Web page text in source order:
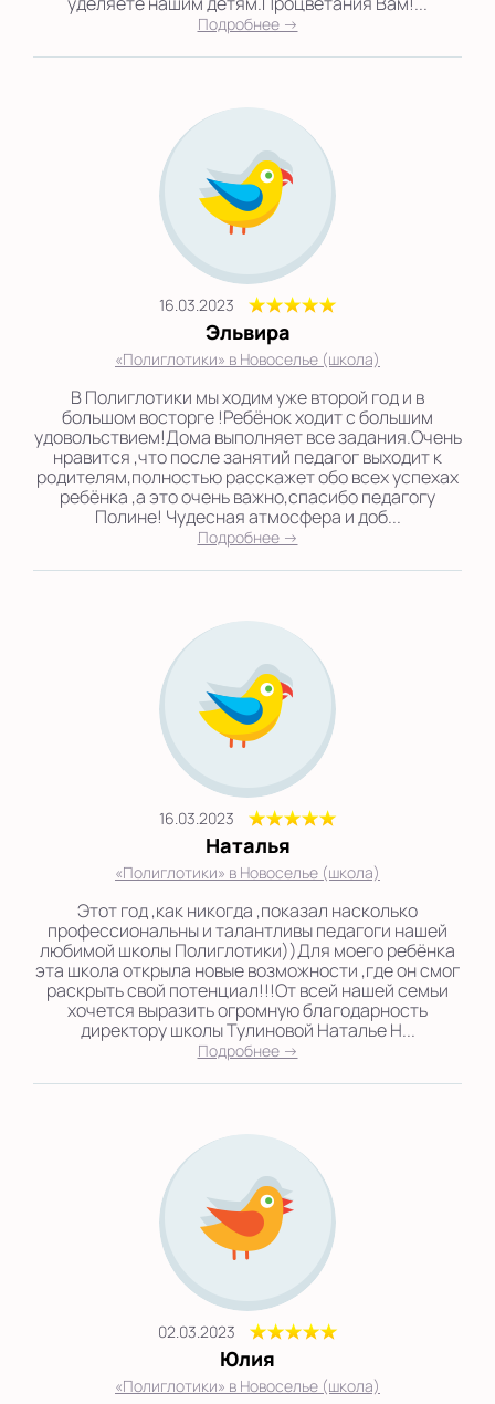
Подробнее →
16.03.2023
Эльвира
«Полиглотики» в Новоселье (школа)
В Полиглотики мы ходим уже второй год и в
большом восторге !Ребёнок ходит с большим
удовольствием!Дома выполняет все задания.Очень
нравится ,что после занятий педагог выходит к
родителям,полностью расскажет обо всех успехах
ребёнка ,а это очень важно,спасибо педагогу
Полине! Чудесная атмосфера и доб...
Подробнее →
16.03.2023
Наталья
«Полиглотики» в Новоселье (школа)
Этот год ,как никогда ,показал насколько
профессиональны и талантливы педагоги нашей
любимой школы Полиглотики))Для моего ребёнка
эта школа открыла новые возможности ,где он смог
раскрыть свой потенциал!!!От всей нашей семьи
хочется выразить огромную благодарность
директору школы Тулиновой Наталье Н...
Подробнее →
02.03.2023
Юлия
«Полиглотики» в Новоселье (школа)